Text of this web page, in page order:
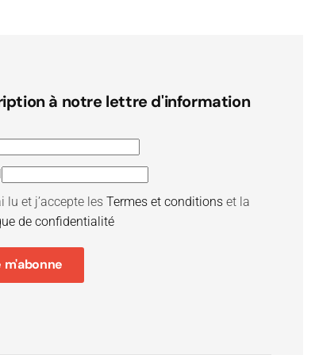
à notre lettre d'information
lu et j’accepte lesTermes et conditions et la
de confidentialité
m'abonne